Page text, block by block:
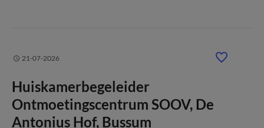
21-07-2026
Huiskamerbegeleider
Ontmoetingscentrum SOOV, De
Antonius Hof, Bussum